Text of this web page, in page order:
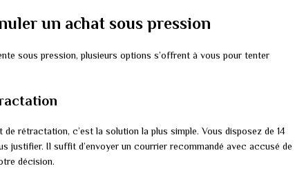
un achat sous pression
sous pression, plusieurs options s’offrent à vous pour tenter
rétractation, c’est la solution la plus simple. Vous disposez de 14
justifier. Il suffit d’envoyer un courrier recommandé avec accusé de
décision.